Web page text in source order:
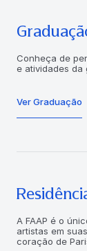
Conheça de
e atividades da
Ver Graduação
A FAAP é o
artistas em
coração de